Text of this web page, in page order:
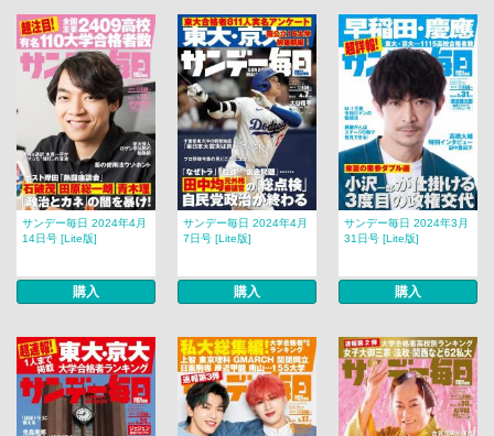
サンデー毎日 2024年4月
14日号 [Lite版]
購入
サンデー毎日 2024年4月
7日号 [Lite版]
購入
サンデー毎日 2024年3月
31日号 [Lite版]
購入